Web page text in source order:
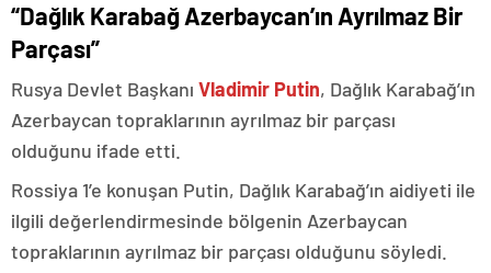
“Dağlık Karabağ Azerbaycan’ın Ayrılmaz Bir
Parçası”
Rusya Devlet Başkanı Vladimir Putin, Dağlık Karabağ’ın
Azerbaycan topraklarının ayrılmaz bir parçası
olduğunu ifade etti.
Rossiya 1’e konuşan Putin, Dağlık Karabağ’ın aidiyeti ile
ilgili değerlendirmesinde bölgenin Azerbaycan
topraklarının ayrılmaz bir parçası olduğunu söyledi.